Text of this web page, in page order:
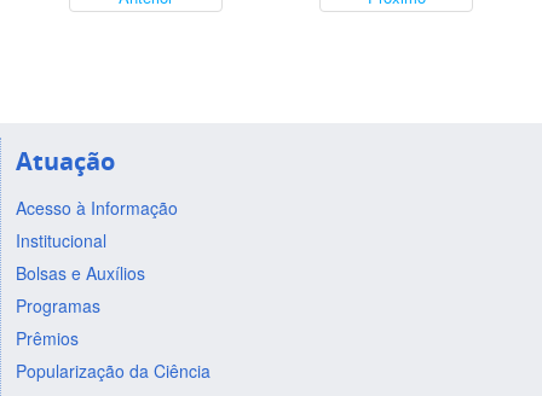
Atuação
Acesso à Informação
Institucional
Bolsas e Auxílios
Programas
Prêmios
Popularização da Ciência